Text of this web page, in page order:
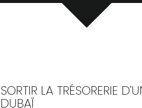
SORTIR LA TRÉSORERIE
DUBAÏ